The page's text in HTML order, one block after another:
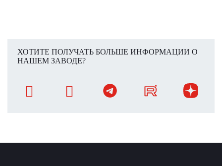
ХОТИТЕ ПОЛУЧАТЬ БОЛЬШЕ ИНФОРМАЦИИ О
НАШЕМ ЗАВОДЕ?